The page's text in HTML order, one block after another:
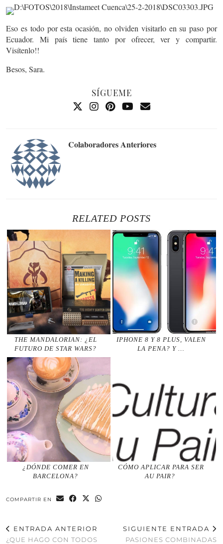
Eso es todo por esta ocasión, no olviden visitarlo en su paso por
Ecuador. Mi país tiene tanto por ofrecer, ver y compartir.
Visítenlo!!
Besos, Sara.
SÍGUEME
Colaboradores Anteriores
RELATED POSTS
THE MANDALORIAN: ¿EL
FUTURO DE STAR WARS?
IPHONE 8 Y 8 PLUS, VALEN
LA PENA? Y …
¿DÓNDE COMER EN
BARCELONA?
CÓMO APLICAR PARA SER
AU PAIR?
COMPARTIR EN
ENTRADA ANTERIOR
¿QUE HAGO CON TODOS
SIGUIENTE ENTRADA
PASIONES COMBINADAS